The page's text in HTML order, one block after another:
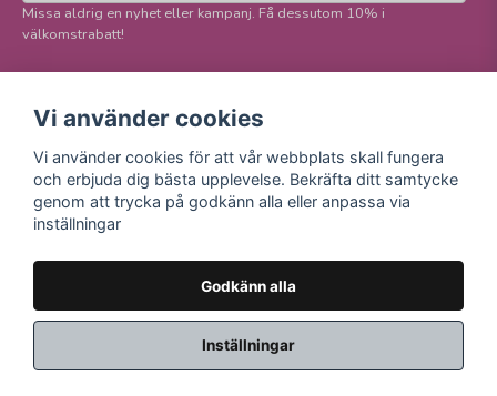
Missa aldrig en nyhet eller kampanj. Få dessutom 10% i
välkomstrabatt!
sociala medier!
Facebook
Instagram
Youtube
E-handel
Vi använder cookies
Vi använder cookies för att vår webbplats skall fungera
och erbjuda dig bästa upplevelse. Bekräfta ditt samtycke
genom att trycka på godkänn alla eller anpassa via
inställningar
Godkänn alla
Inställningar